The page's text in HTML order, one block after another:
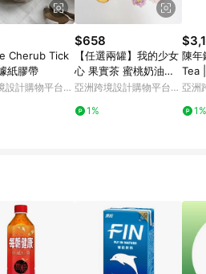
透過 LINE 購物前往 Pinkoi 頁
Cherub Tick
紙膠帶
設計購物平台
$658
【任選兩罐】我的少女
心 果實茶 蜜桃奶油香
睡前可喝
亞洲跨境設計購物平台
1%
陳年
Tea
伴手
亞洲
1%